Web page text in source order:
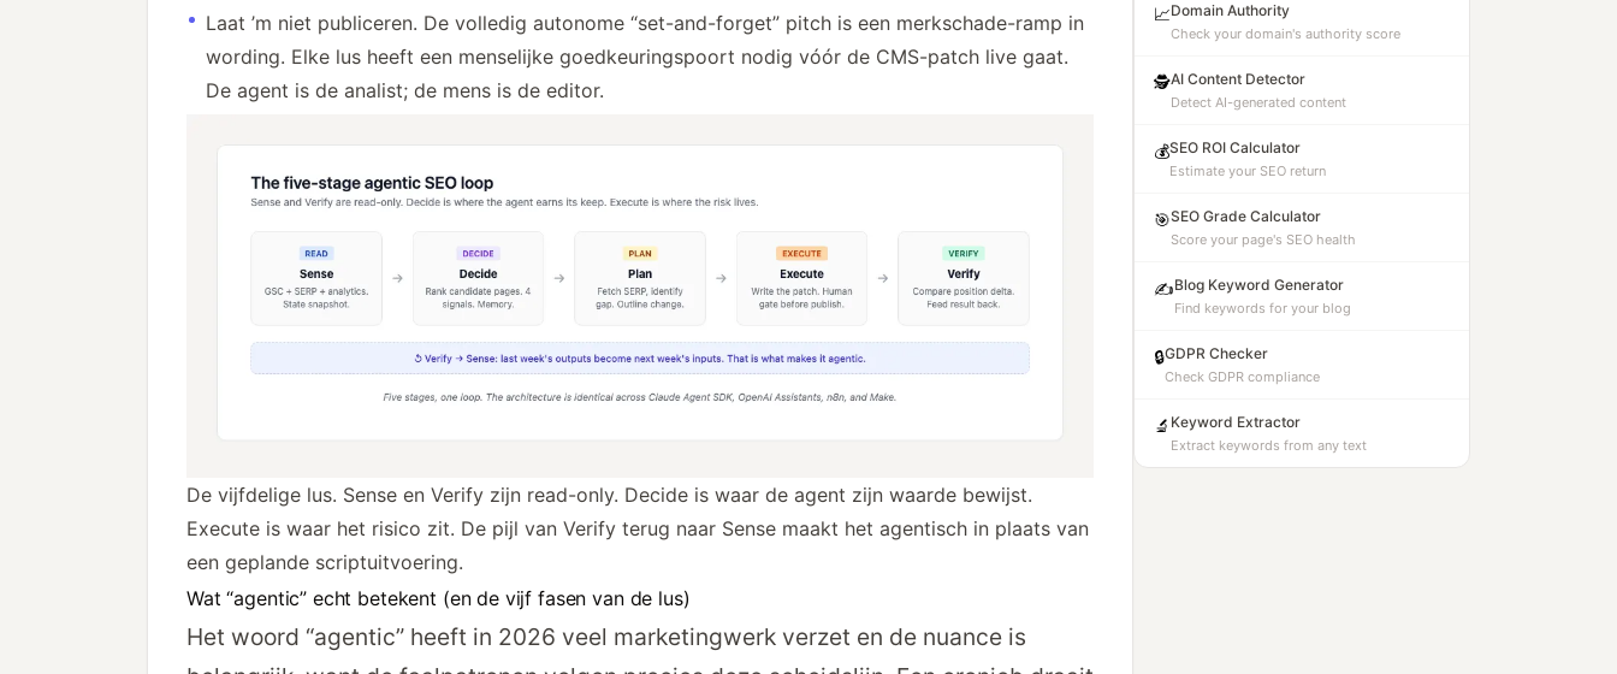
Laat ’m niet publiceren. De volledig autonome “set-and-forget” pitch is een merkschade-ramp in
wording. Elke lus heeft een menselijke goedkeurings­poort nodig vóór de CMS-patch live gaat.
De agent is de analist; de mens is de editor.
De vijfdelige lus. Sense en Verify zijn read-only. Decide is waar de agent zijn waarde bewijst.
Execute is waar het risico zit. De pijl van Verify terug naar Sense maakt het agentisch in plaats van
een geplande scriptuitvoering.
Wat “agentic” echt betekent (en de vijf fasen van de lus)
Het woord “agentic” heeft in 2026 veel marketingwerk verzet en de nuance is
📈Domain Authority
Check your domain's authority score
🕵️AI Content Detector
Detect AI-generated content
💰SEO ROI Calculator
Estimate your SEO return
🎯SEO Grade Calculator
Score your page's SEO health
✍️Blog Keyword Generator
Find keywords for your blog
🔒GDPR Checker
Check GDPR compliance
🔬 Keyword Extractor
Extract keywords from any text